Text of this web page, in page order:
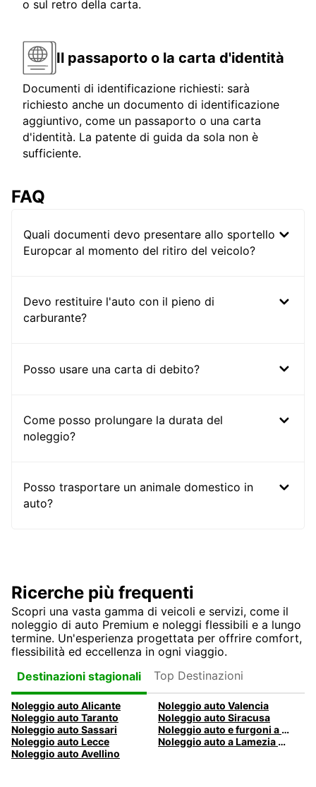
o sul retro della carta.
Il passaporto o la carta d'identità
Documenti di identificazione richiesti: sarà
richiesto anche un documento di identificazione
aggiuntivo, come un passaporto o una carta
d'identità. La patente di guida da sola non è
sufficiente.
FAQ
Quali documenti devo presentare allo sportello
Europcar al momento del ritiro del veicolo?
Devo restituire l'auto con il pieno di
carburante?
Posso usare una carta di debito?
Come posso prolungare la durata del
noleggio?
Posso trasportare un animale domestico in
auto?
Ricerche più frequenti
Scopri una vasta gamma di veicoli e servizi, come il
noleggio di auto Premium e noleggi flessibili e a lungo
termine. Un'esperienza progettata per offrire comfort,
flessibilità ed eccellenza in ogni viaggio.
Destinazioni stagionali
Top Destinazioni
Noleggio auto Alicante
Noleggio auto Valencia
Noleggio auto Taranto
Noleggio auto Siracusa
Noleggio auto Sassari
Noleggio auto e furgoni a Pescara
Noleggio auto Lecce
Noleggio auto a Lamezia Terme, Italia
Noleggio auto Avellino